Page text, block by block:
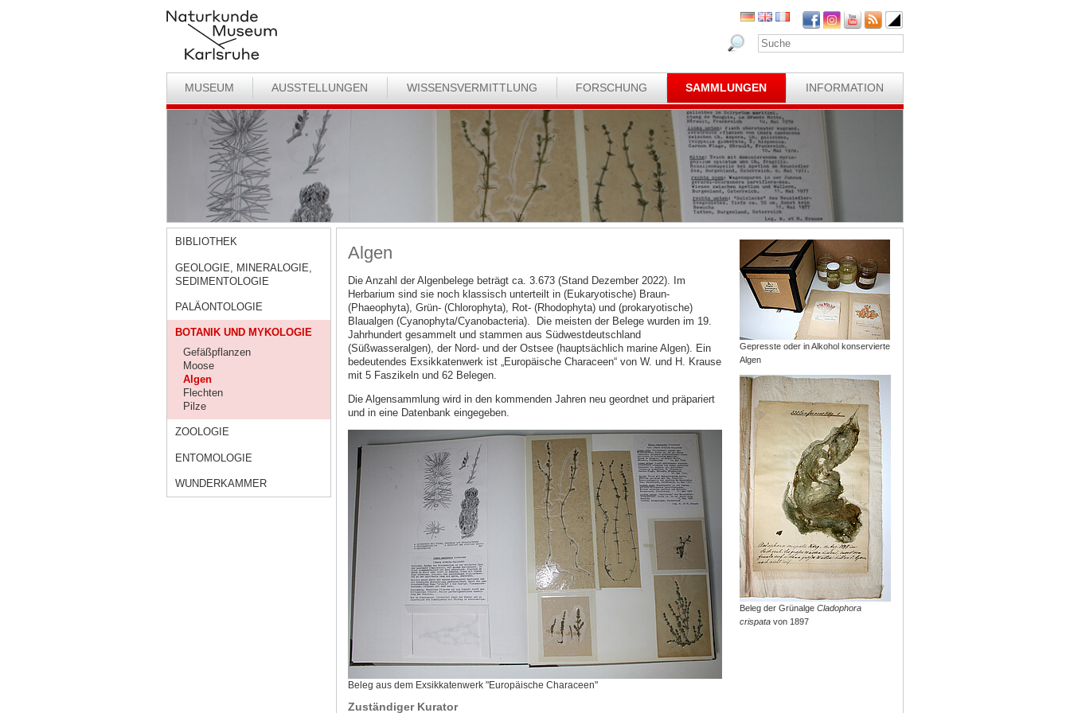
MUSEUM AUSSTELLUNGEN WISSENSVERMITTLUNG FORSCHUNG SAMMLUNGEN INFORMATION
BIBLIOTHEK
GEOLOGIE, MINERALOGIE,
SEDIMENTOLOGIE
PALÄONTOLOGIE
BOTANIK UND MYKOLOGIE
Gefäßpflanzen
Moose
Algen
Flechten
Pilze
ZOOLOGIE
ENTOMOLOGIE
WUNDERKAMMER
Algen
Die Anzahl der Algenbelege beträgt ca. 3.673 (Stand Dezember 2022). Im
Herbarium sind sie noch klassisch unterteilt in (Eukaryotische) Braun-
(Phaeophyta), Grün- (Chlorophyta), Rot- (Rhodophyta) und (prokaryotische)
Blaualgen (Cyanophyta/Cyanobacteria). Die meisten der Belege wurden im 19.
Jahrhundert gesammelt und stammen aus Südwestdeutschland
(Süßwasseralgen), der Nord- und der Ostsee (hauptsächlich marine Algen). Ein
bedeutendes Exsikkatenwerk ist „Europäische Characeen“ von W. und H. Krause
mit 5 Faszikeln und 62 Belegen.
Die Algensammlung wird in den kommenden Jahren neu geordnet und präpariert
und in eine Datenbank eingegeben.
Beleg aus dem Exsikkatenwerk "Europäische Characeen"
Zuständiger Kurator
Gepresste oder in Alkohol konservierte
Algen
Beleg der GrünalgeCladophora
crispata von 1897